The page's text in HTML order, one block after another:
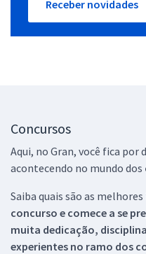
Receber novidades
Concursos
Aqui, no Gran, você fica por
acontecendo no mundo dos
Saiba quais são as
concurso e comece a se
muita dedicação,
experientes no ramo dos